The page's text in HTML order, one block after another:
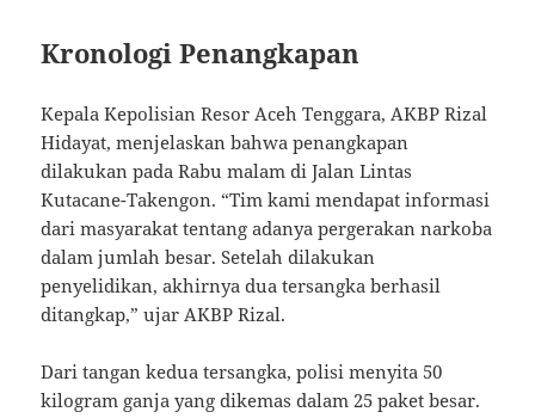
Kronologi Penangkapan
Kepala Kepolisian Resor Aceh Tenggara, AKBP Rizal
Hidayat, menjelaskan bahwa penangkapan
dilakukan pada Rabu malam di Jalan Lintas
Kutacane-Takengon. “Tim kami mendapat informasi
dari masyarakat tentang adanya pergerakan narkoba
dalam jumlah besar. Setelah dilakukan
penyelidikan, akhirnya dua tersangka berhasil
ditangkap,” ujar AKBP Rizal.
Dari tangan kedua tersangka, polisi menyita 50
kilogram ganja yang dikemas dalam 25 paket besar.